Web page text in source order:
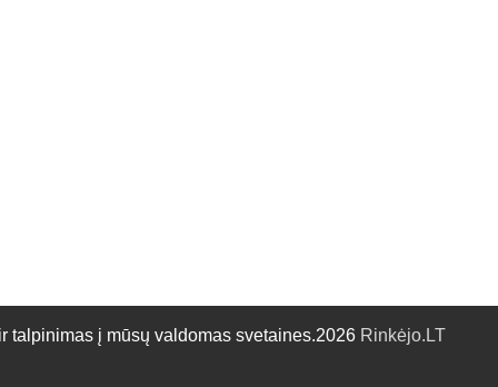
talpinimas į mūsų valdomas svetaines.2026 Rinkėjo.LT